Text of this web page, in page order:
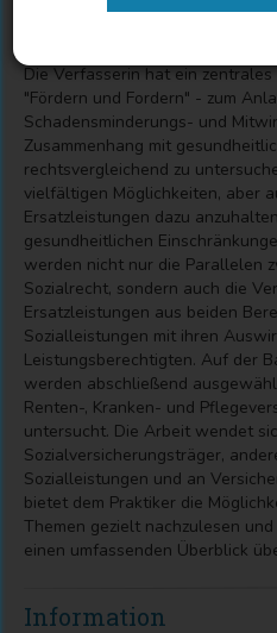
Die Verfasserin hat ein
"Fördern und Fordern" - zum
Schadensminderungs- und
Zusammenhang mit
rechtsvergleichend zu
vielfältigen Möglichkeiten, aber
Ersatzleistungen dazu
gesundheitlichen
werden nicht nur die Parallelen
Sozialrecht, sondern auch die
Ersatzleistungen aus beiden
Sozialleistungen mit ihren
Leistungsberechtigten. Auf der
werden abschließend
Renten-, Kranken- und
untersucht. Die Arbeit wendet
Sozialversicherungsträger,
Sozialleistungen und an
bietet dem Praktiker die
Themen gezielt nachzulesen
einen umfassenden Überblick
Information